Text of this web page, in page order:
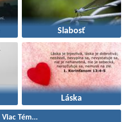
Slabosť
Láska
Viac Tém...